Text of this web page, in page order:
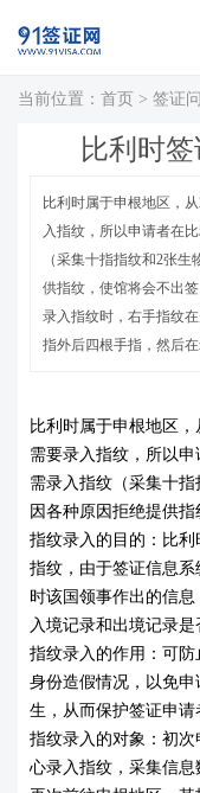
首页 全球签证
办理
当前位置： 首页 > 签证
比利时
比利时属于申根地区，
入指纹，所以申请者在
（采集十指指纹和2张
供指纹，使馆将会不出
录入指纹时，右手指纹
指外后四根手指，然后
比利时属于申根地区
需要录入指纹，所以申
需录入指纹（采集十
因各种原因拒绝提供指
指纹录入的目的：比
指纹，由于签证信息
时该国领事作出的信息
入境记录和出境记录是
指纹录入的作用：可
身份造假情况，以免
生，从而保护签证申请
指纹录入的对象：初
心录入指纹，采集信